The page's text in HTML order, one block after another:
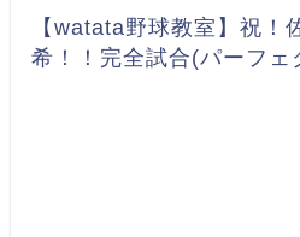
【watata野球教室】祝！
希！！完全試合(パーフェ